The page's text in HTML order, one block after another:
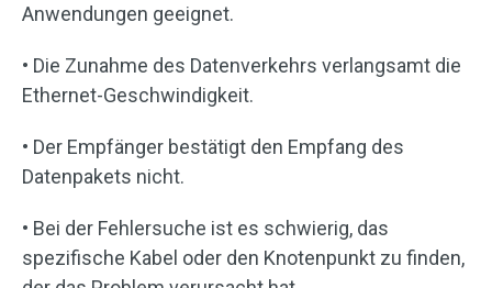
Anwendungen geeignet.
• Die Zunahme des Datenverkehrs verlangsamt die
Ethernet-Geschwindigkeit.
• Der Empfänger bestätigt den Empfang des
Datenpakets nicht.
• Bei der Fehlersuche ist es schwierig, das
spezifische Kabel oder den Knotenpunkt zu finden,